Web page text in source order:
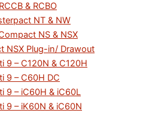
& RCBO
NT & NW
NS & NSX
NSX Plug-in/ Drawout
9 – C120N & C120H
9 – C60H DC
9 – iC60H & iC60L
9 – iK60N & iC60N